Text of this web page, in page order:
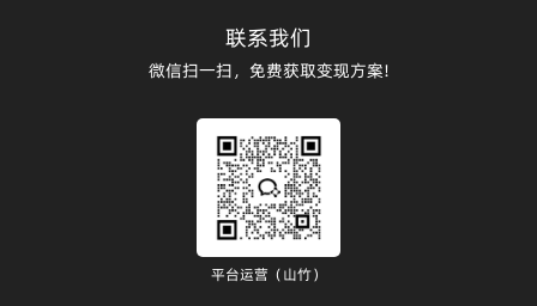
联系我们
微信扫一扫，免费获取变现方案!
平台运营（山竹）